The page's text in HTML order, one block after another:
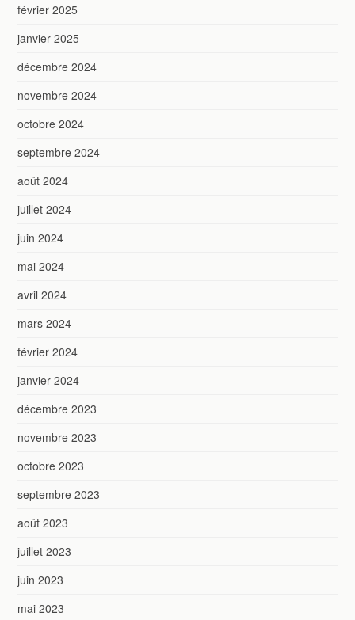
février 2025
janvier 2025
décembre 2024
novembre 2024
octobre 2024
septembre 2024
août 2024
juillet 2024
juin 2024
mai 2024
avril 2024
mars 2024
février 2024
janvier 2024
décembre 2023
novembre 2023
octobre 2023
septembre 2023
août 2023
juillet 2023
juin 2023
mai 2023